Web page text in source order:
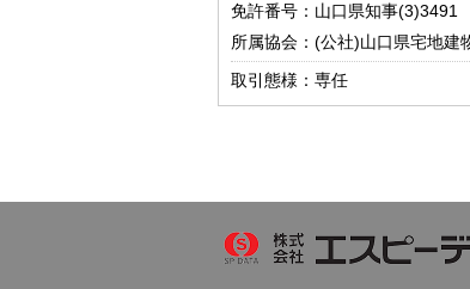
免許番号：山口県知事(3)3491
所属協会：(公社)山口県宅地建
取引態様：専任